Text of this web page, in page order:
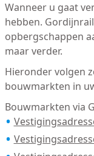
Wanneer u gaat
hebben.
opbergschappen
maar verder.
Hieronder volgen
bouwmarkten in
Bouwmarkten via